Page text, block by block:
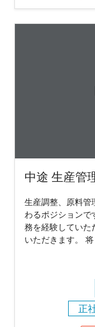
中途 生産管
生産調整、原料管
わるポジションで
務を経験していた
いただきます。 将
正